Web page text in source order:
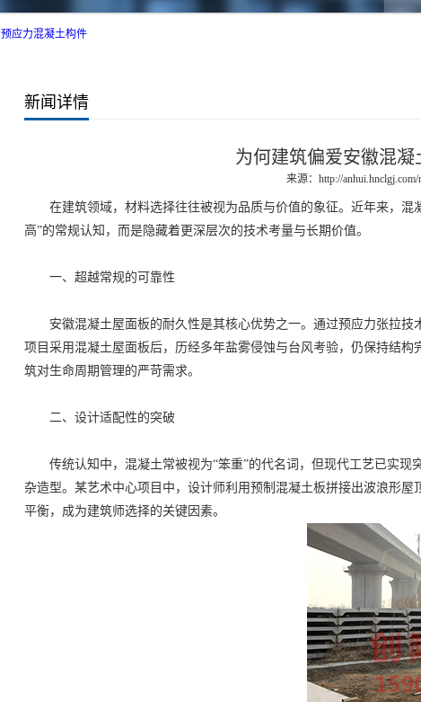
预应力混凝土构件
新闻详情
为何建筑偏爱安徽混
来源： http://
在建筑领域，材料选择往往被视为品质与价值的象征。近年来，混
高”的常规认知，而是隐藏着更深层次的技术考量与长期价值。
一、超越常规的可靠性
安徽混凝土屋面板的耐久性是其核心优势之一。通过预应力张拉
项目采用混凝土屋面板后，历经多年盐雾侵蚀与台风考验，仍保持结
筑对生命周期管理的严苛需求。
二、设计适配性的突破
传统认知中，混凝土常被视为“笨重”的代名词，但现代工艺已实现
杂造型。某艺术中心项目中，设计师利用预制混凝土板拼接出波浪形
平衡，成为建筑师选择的关键因素。